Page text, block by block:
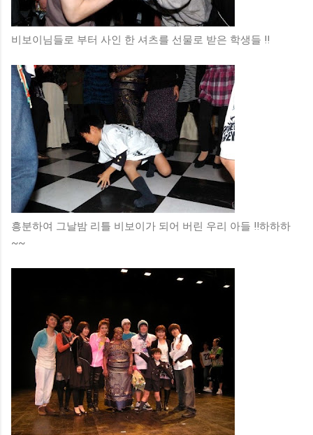
비보이님들로 부터 사인 한 셔츠를 선물로 받은 학생들 !!
흥분하여 그날밤 리틀 비보이가 되어 버린 우리 아들 !!하하하
~~